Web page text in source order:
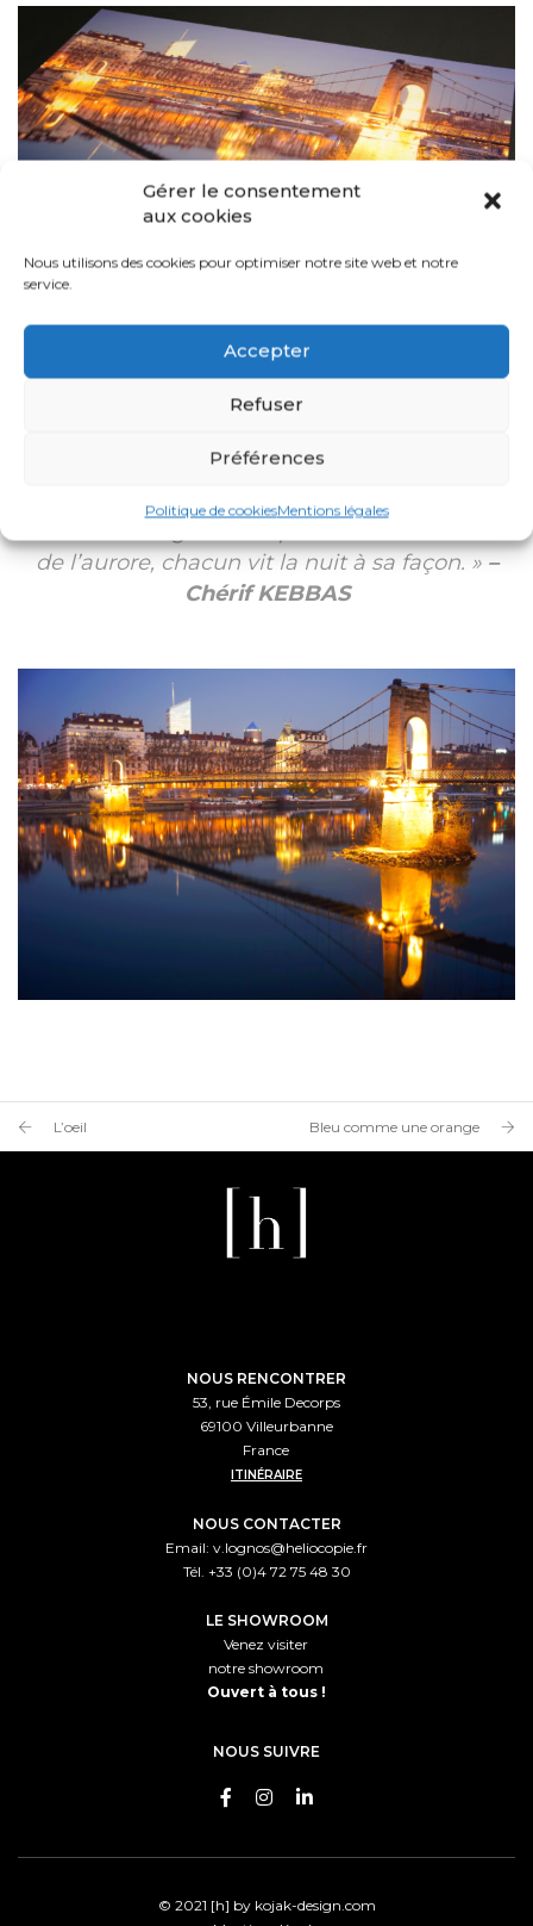
Gérer le consentement
aux cookies
Nous utilisons des cookies pour optimiser notre site web et notre
service.
Accepter
Refuser
Préférences
Politique de cookiesMentions légales
DUSK TIME IN LYON
de l’aurore, chacun vit la nuit à sa façon. » –
Chérif KEBBAS
L’oeil Bleu comme une orange
NOUS RENCONTRER
53, rue Émile Decorps
69100 Villeurbanne
France
ITINÉRAIRE
NOUS CONTACTER
Email: v.lognos@heliocopie.fr
Tél. +33 (0)4 72 75 48 30
LE SHOWROOM
Venez visiter
notre showroom
Ouvert à tous !
NOUS SUIVRE
© 2021 [h] by kojak-design.com